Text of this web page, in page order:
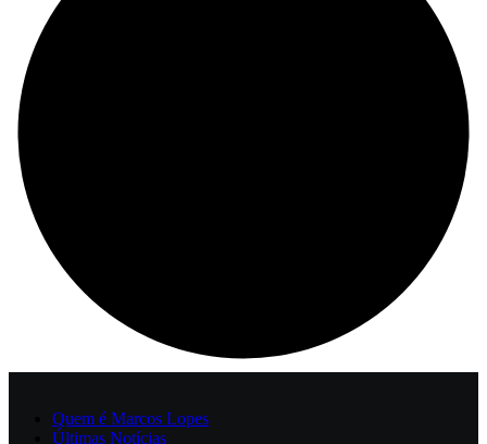
Quem é Marcos Lopes
Últimas Notícias